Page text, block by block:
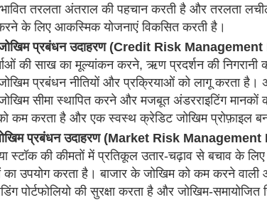
तरलता अंतराल की पहचान करती है और तरलता
के लिए आकस्मिक योजनाएं विकसित करती है।
प्रबंधन उदाहरण (Credit Risk
की साख का मूल्यांकन करने, ऋण प्रदर्शन की
प्रबंधन नीतियों और प्रक्रियाओं को लागू करता है।
सीमा स्थापित करने और मजबूत अंडरराइटिंग
कम करता है और एक स्वस्थ क्रेडिट जोखिम प्रोफ़ाइल
प्रबंधन उदाहरण (Market Risk
स्टॉक की कीमतों में प्रतिकूल उतार-चढ़ाव से बचाव के
का उपयोग करता है। बाजार के जोखिम को कम करने
पोर्टफोलियो की सुरक्षा करता है और जोखिम-समायोजित